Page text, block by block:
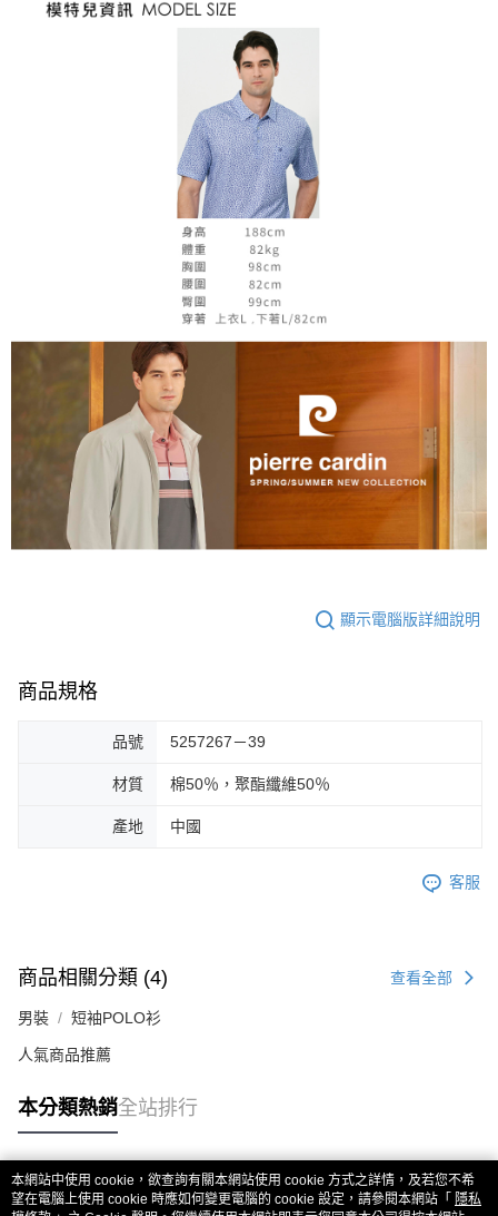
顯示電腦版詳細說明
商品規格
品號 5257267－39
材質 棉50％，聚酯纖維50％
產地 中國
客服
商品相關分類 (4) 查看全部
男裝 短袖POLO衫
人氣商品推薦
本分類熱銷全站排行
熱門標籤
本網站中使用 cookie，欲查詢有關本網站使用 cookie 方式之詳情，及若您不希
望在電腦上使用 cookie 時應如何變更電腦的 cookie 設定，請參閱本網站「 隱私